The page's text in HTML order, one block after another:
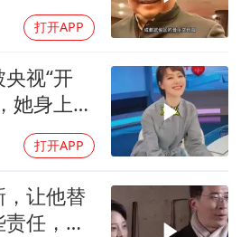
打开APP
视“开
她身上哪
打开APP
让他替
任，毛